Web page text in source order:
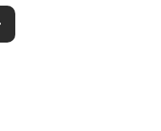
通知します。